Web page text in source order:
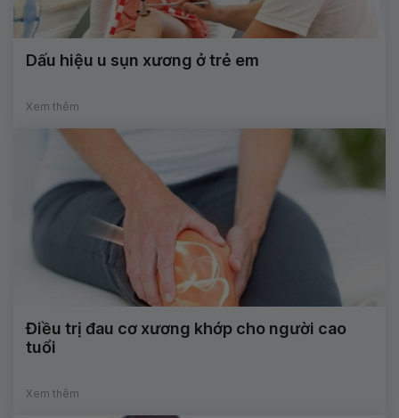
Dấu hiệu u sụn xương ở trẻ em
Xem thêm
Điều trị đau cơ xương khớp cho người cao
tuổi
Xem thêm